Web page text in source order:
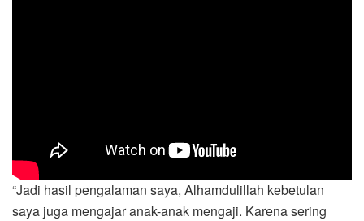
“Jadi hasil pengalaman saya, Alhamdulillah kebetulan
saya juga mengajar anak-anak mengaji. Karena sering